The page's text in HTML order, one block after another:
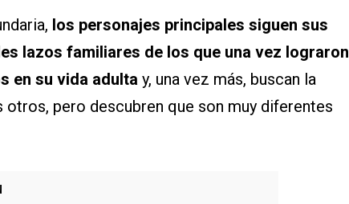
los personajes principales siguen sus
lazos familiares de los que una vez lograron
en su vida adulta y, una vez más, buscan la
pero descubren que son muy diferentes